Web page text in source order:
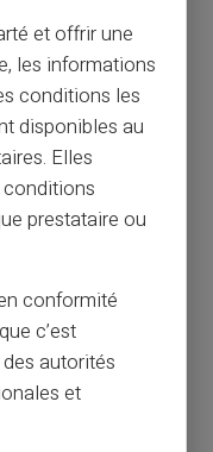
mobile avec
quotidiennes,
et offrir une
les informations
conditions les
disponibles au
Elles
conditions
prestataire ou
conformité
c’est
autorités
et